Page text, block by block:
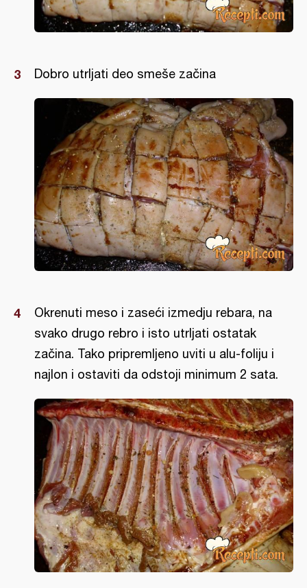
Dobro utrljati deo smeše začina
Okrenuti meso i zaseći izmedju rebara, na
svako drugo rebro i isto utrljati ostatak
začina. Tako pripremljeno uviti u alu-foliju i
najlon i ostaviti da odstoji minimum 2 sata.